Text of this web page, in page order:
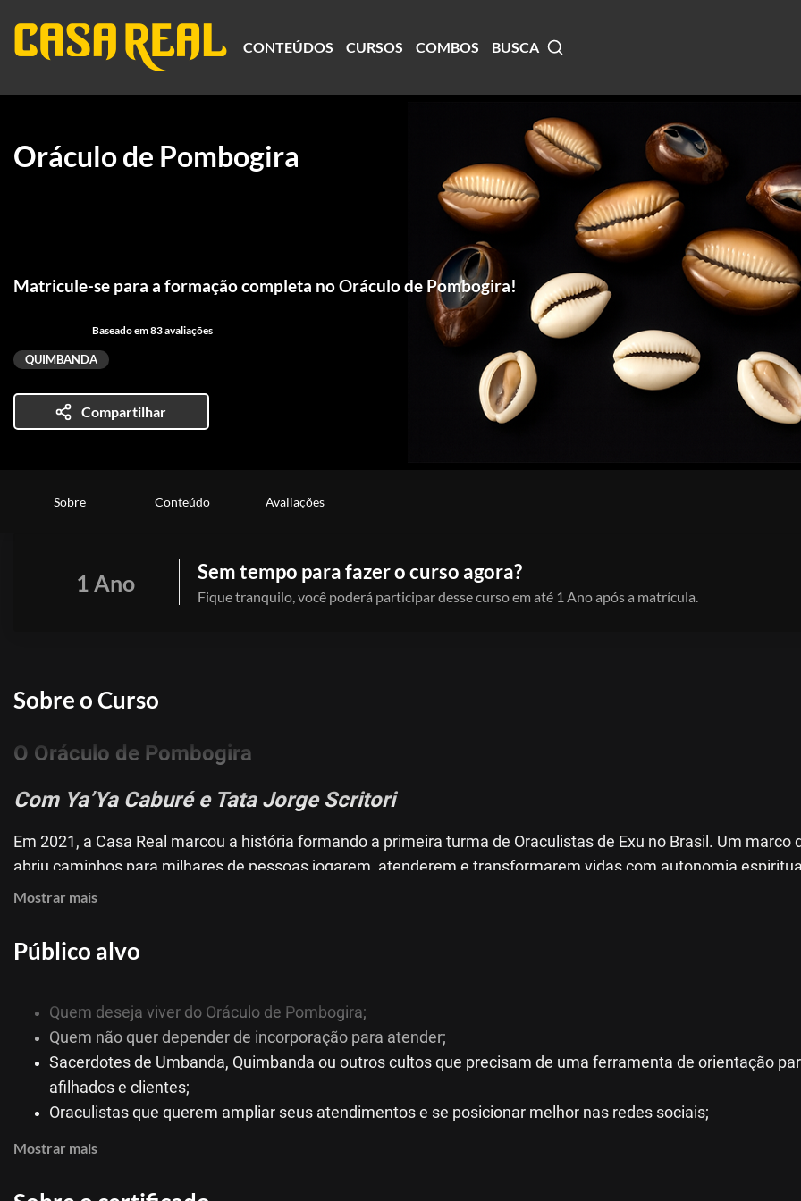
CONTEÚDOS CURSOS COMBOS BUSCA
Oráculo de Pombogira
Matricule-se para a formação completa no Oráculo de Pombogira!
Baseado em 83 avaliações
QUIMBANDA
Compartilhar
Sobre Conteúdo Avaliações
1 Ano Sem tempo para fazer o curso agora?
Fique tranquilo, você poderá participar desse curso em até 1 Ano após a matrícula.
Sobre o Curso
O Oráculo de Pombogira
Com Ya’Ya Caburé e Tata Jorge Scritori
Em 2021, a Casa Real marcou a história formando a primeira turma de Oraculistas de Exu no Brasil. Um marco
abriu caminhos para milhares de pessoas jogarem, atenderem e transformarem vidas com autonomia
financeira.
O que é o Oráculo de Pombogira?
Um sistema de jogo ancestral e inovador, onde 8 Linhas de Pombogira respondem:
Rosa Caveira
Mostrar mais
Público alvo
Quem deseja viver do Oráculo de Pombogira;
Quem não quer depender de incorporação para atender;
Sacerdotes de Umbanda, Quimbanda ou outros cultos que precisam de uma ferramenta de orientação
afilhados e clientes;
Oraculistas que querem ampliar seus atendimentos e se posicionar melhor nas redes sociais;
Mostrar mais